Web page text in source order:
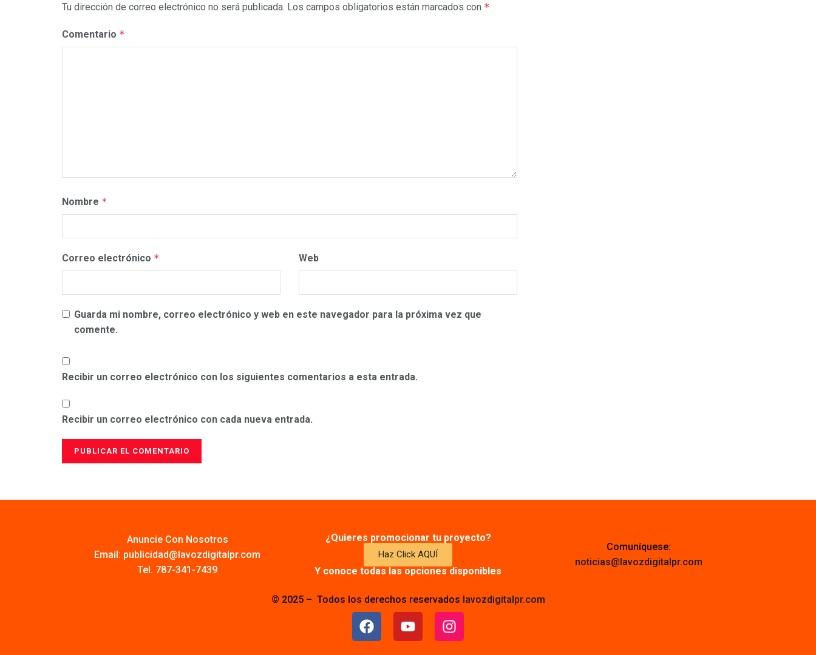
Tu dirección de correo electrónico no será publicada. Los campos obligatorios están marcados con *
Comentario *
Nombre *
Correo electrónico * Web
Guarda mi nombre, correo electrónico y web en este navegador para la próxima vez que
comente.
Recibir un correo electrónico con los siguientes comentarios a esta entrada.
Recibir un correo electrónico con cada nueva entrada.
Anuncie Con Nosotros
Email: publicidad@lavozdigitalpr.com
Tel. 787-341-7439
¿Quieres promocionar tu proyecto?
Haz Click AQUÍ
Y conoce todas las opciones disponibles
Comuníquese:
noticias@lavozdigitalpr.com
© 2025 – Todos los derechos reservados lavozdigitalpr.com